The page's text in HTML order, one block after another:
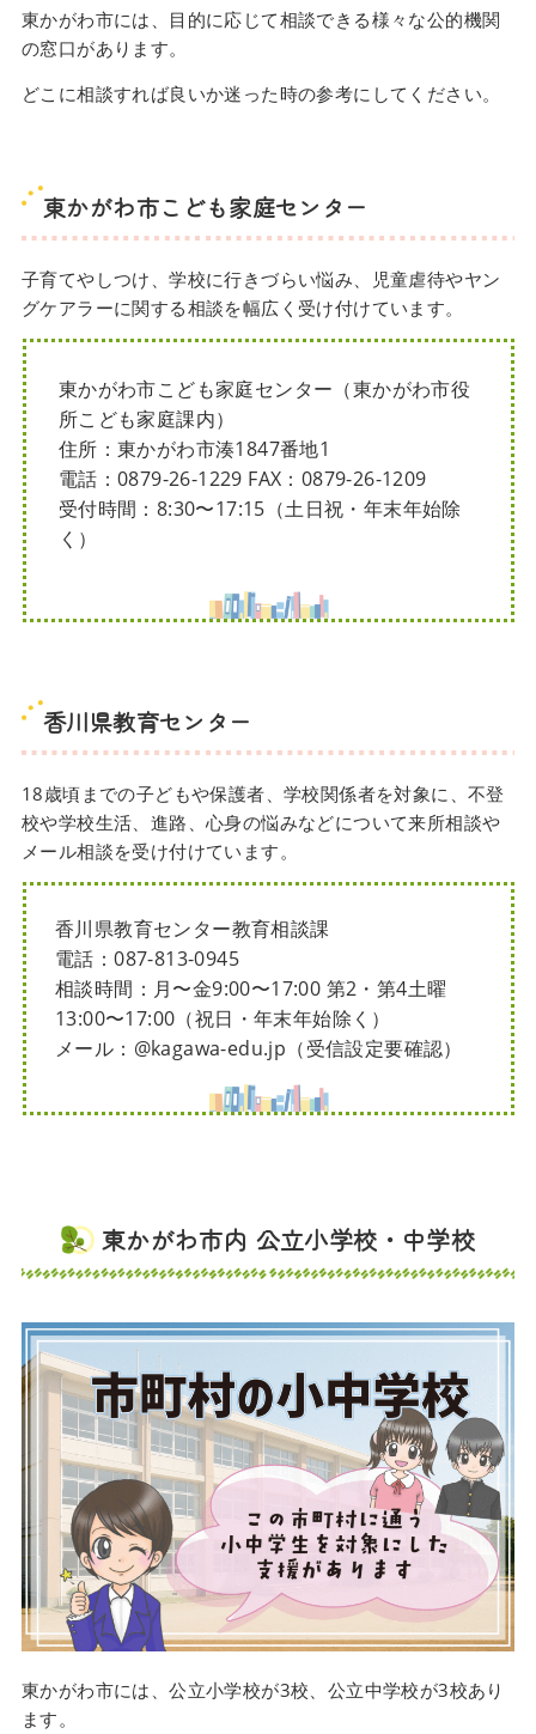
東かがわ市には、目的に応じて相談できる様々な公的機関
の窓口があります。
どこに相談すれば良いか迷った時の参考にしてください。
東かがわ市こども家庭センター
子育てやしつけ、学校に行きづらい悩み、児童虐待やヤン
グケアラーに関する相談を幅広く受け付けています。
東かがわ市こども家庭センター（東かがわ市役
所こども家庭課内）
住所：東かがわ市湊1847番地1
電話：0879-26-1229 FAX：0879-26-1209
受付時間：8:30〜17:15（土日祝・年末年始除
く）
香川県教育センター
18歳頃までの子どもや保護者、学校関係者を対象に、不登
校や学校生活、進路、心身の悩みなどについて来所相談や
メール相談を受け付けています。
香川県教育センター教育相談課
電話：087-813-0945
相談時間：月〜金9:00〜17:00 第2・第4土曜
13:00〜17:00（祝日・年末年始除く）
メール：@kagawa-edu.jp（受信設定要確認）
東かがわ市内 公立小学校・中学校
東かがわ市には、公立小学校が3校、公立中学校が3校あり
ます。